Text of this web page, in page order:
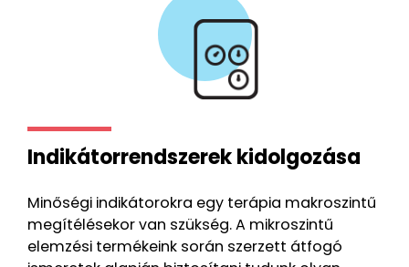
Indikátorrendszerek kidolgozása
Minőségi indikátorokra egy terápia makroszintű
megítélésekor van szükség. A mikroszintű
elemzési termékeink során szerzett átfogó